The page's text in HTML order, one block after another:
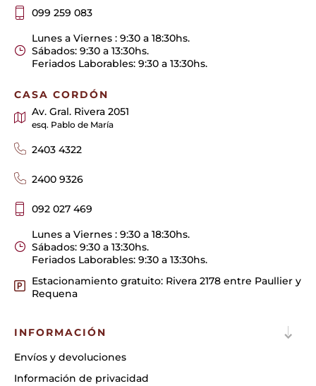
099 259 083
Lunes a Viernes : 9:30 a 18:30hs.
Sábados: 9:30 a 13:30hs.
Feriados Laborables: 9:30 a 13:30hs.
CASA CORDÓN
Av. Gral. Rivera 2051
esq. Pablo de María
2403 4322
2400 9326
092 027 469
Lunes a Viernes : 9:30 a 18:30hs.
Sábados: 9:30 a 13:30hs.
Feriados Laborables: 9:30 a 13:30hs.
Estacionamiento gratuito: Rivera 2178 entre Paullier y
Requena
INFORMACIÓN
Envíos y devoluciones
Información de privacidad